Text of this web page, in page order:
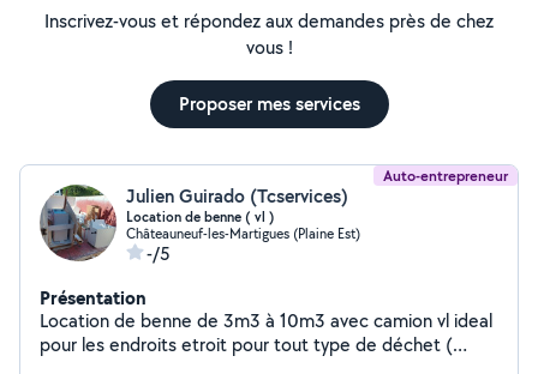
Inscrivez-vous et répondez aux demandes près de chez
vous !
Proposer mes services
Auto-entrepreneur
Julien Guirado (Tcservices)
Location de benne ( vl )
Châteauneuf-les-Martigues (Plaine Est)
-/5
Présentation
Location de benne de 3m3 à 10m3 avec camion vl ideal
pour les endroits etroit pour tout type de déchet (